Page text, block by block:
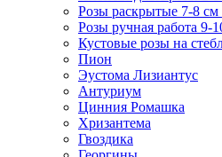
Розы раскрытые 7-8 см
Розы ручная работа 9-
Кустовые розы на
Пион
Эустома Лизиантус
Антуриум
Цинния Ромашка
Хризантема
Гвоздика